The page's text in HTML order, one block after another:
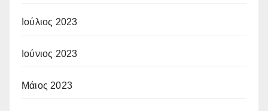
Ιούλιος 2023
Ιούνιος 2023
Μάιος 2023